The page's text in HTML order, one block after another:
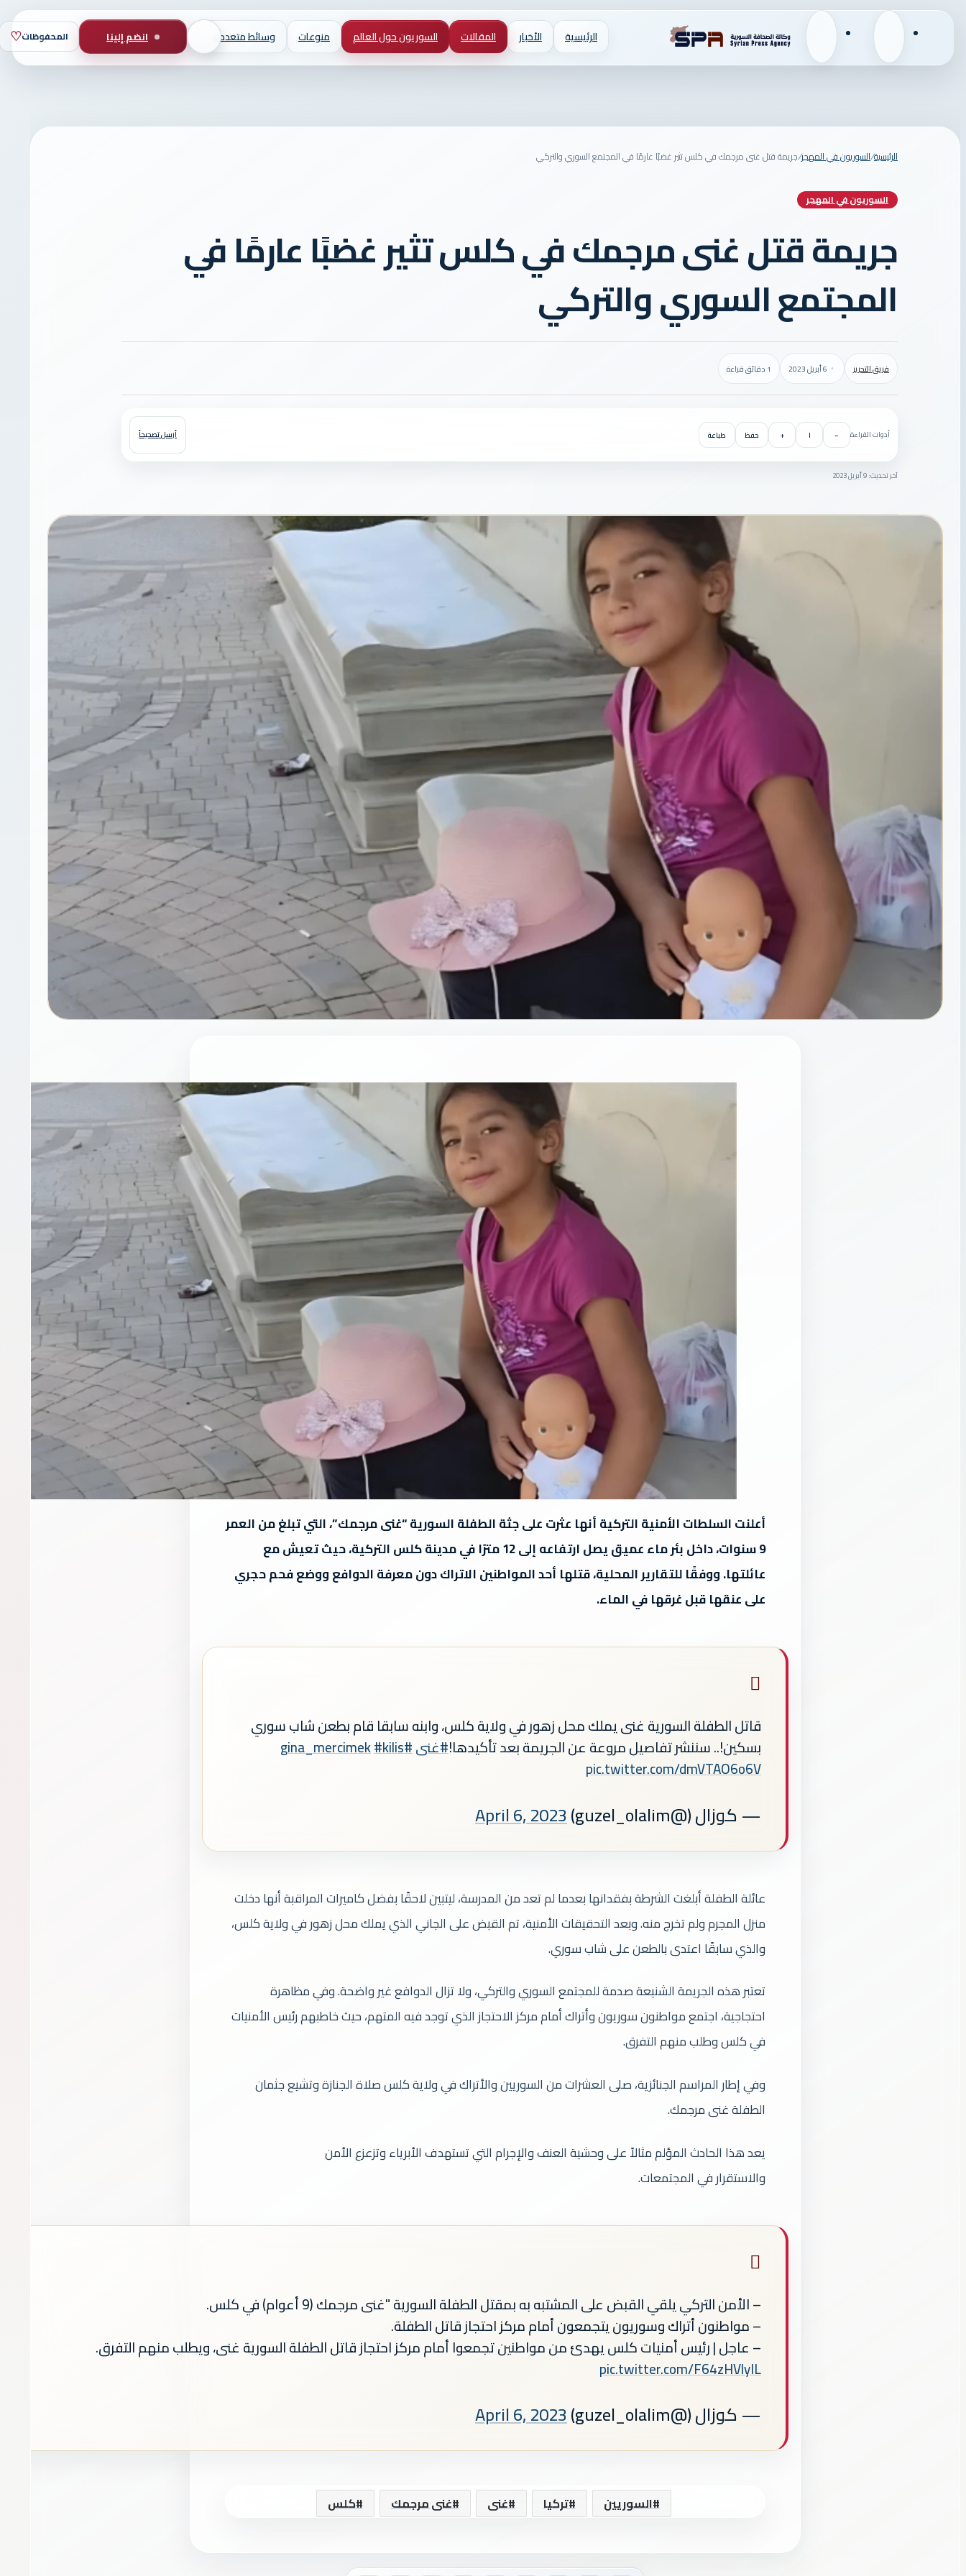
القائمة بحث
عن
الرئيسية الأخبار المقالات السوريون حول العالم منوعات وسائط متعددة ♡المحفوظات
انضم إلينا
بحث
الرئيسية/السوريون في المهجر/جريمة قتل غنى مرجمك في كلس تثير غضبًا عارمًا في المجتمع السوري والتركي
السوريون في المهجر
جريمة قتل غنى مرجمك في كلس تثير غضبًا عارمًا في
المجتمع السوري والتركي
فريق التحرير 6 أبريل 2023 1 دقائق قراءة
أدوات القراءة − ١ + حفظ طباعة أرسل تصحيحاً
آخر تحديث: 9 أبريل 2023
أعلنت السلطات الأمنية التركية أنها عثرت على جثة الطفلة السورية “غنى مرجمك”، التي تبلغ من العمر
9 سنوات، داخل بئر ماء عميق يصل ارتفاعه إلى 12 مترًا في مدينة كلس التركية، حيث تعيش مع
عائلتها. ووفقًا للتقارير المحلية، قتلها أحد المواطنين الاتراك دون معرفة الدوافع ووضع فحم حجري
على عنقها قبل غرقها في الماء.
قاتل الطفلة السورية غنى يملك محل زهور في ولاية كلس، وابنه سابقا قام بطعن شاب سوري
بسكين!.. سننشر تفاصيل مروعة عن الجريمة بعد تأكيدها!#غنى#gina_mercimek
#kilis
pic.twitter.com/dmVTAO6o6V
— كوزال (@guzel_olalim) April 6, 2023
عائلة الطفلة أبلغت الشرطة بفقدانها بعدما لم تعد من المدرسة، ليتبين لاحقًا بفضل كاميرات المراقبة أنها دخلت
منزل المجرم ولم تخرج منه. وبعد التحقيقات الأمنية، تم القبض على الجاني الذي يملك محل زهور في ولاية كلس،
والذي سابقًا اعتدى بالطعن على شاب سوري.
تعتبر هذه الجريمة الشنيعة صدمة للمجتمع السوري والتركي، ولا تزال الدوافع غير واضحة. وفي مظاهرة
احتجاجية، اجتمع مواطنون سوريون وأتراك أمام مركز الاحتجاز الذي توجد فيه المتهم، حيث خاطبهم رئيس الأمنيات
في كلس وطلب منهم التفرق.
وفي إطار المراسم الجنائزية، صلى العشرات من السوريين والأتراك في ولاية كلس صلاة الجنازة وتشيع جثمان
الطفلة غنى مرجمك.
يعد هذا الحادث المؤلم مثالاً على وحشية العنف والإجرام التي تستهدف الأبرياء وتزعزع الأمن
والاستقرار في المجتمعات.
– الأمن التركي يلقي القبض على المشتبه به بمقتل الطفلة السورية "غنى مرجمك (9 أعوام) في كلس.
– مواطنون أتراك وسوريون يتجمعون أمام مركز احتجاز قاتل الطفلة.
– عاجل | رئيس أمنيات كلس يهدئ من مواطنين تجمعوا أمام مركز احتجاز قاتل الطفلة السورية غنى، ويطلب منهم التفرق.
pic.twitter.com/F64zHVlyIL
— كوزال (@guzel_olalim) April 6, 2023
السوريين تركيا غنى غنى مرجمك كلس